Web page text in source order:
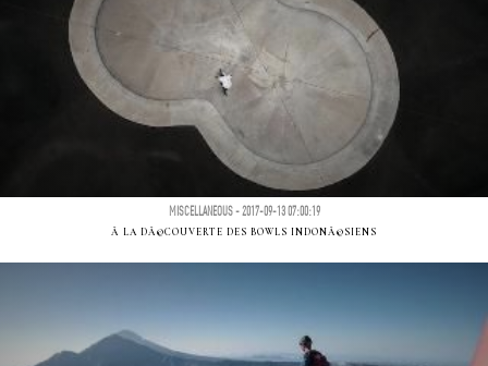
MISCELLANEOUS - 2017-09-13 07:00:19
Ã LA DÃ©COUVERTE DES BOWLS INDONÃ©SIENS